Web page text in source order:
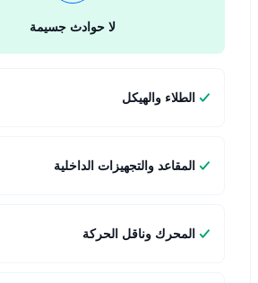
لا حوادث جسيمة
الطلاء والهيكل
المقاعد والتجهيزات الداخلية
المحرك وناقل الحركة